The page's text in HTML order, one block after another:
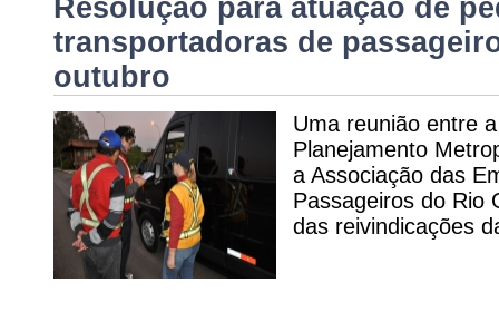
Resolução para atuação de
transportadoras de
outubro
Uma reunião entre
Planejamento
a Associação das
Passageiros do Rio
das reivindicações